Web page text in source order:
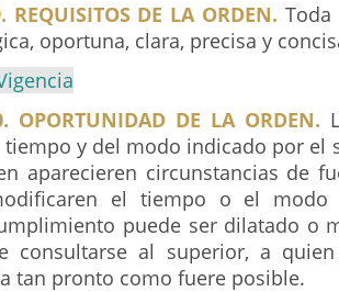
REQUISITOS DE LA ORDEN.
oportuna, clara, precisa y
OPORTUNIDAD DE LA ORDEN.
y del modo indicado por el
aparecieren circunstancias de
el tiempo o el modo
puede ser dilatado o
consultarse al superior, a
tan pronto como fuere posible.